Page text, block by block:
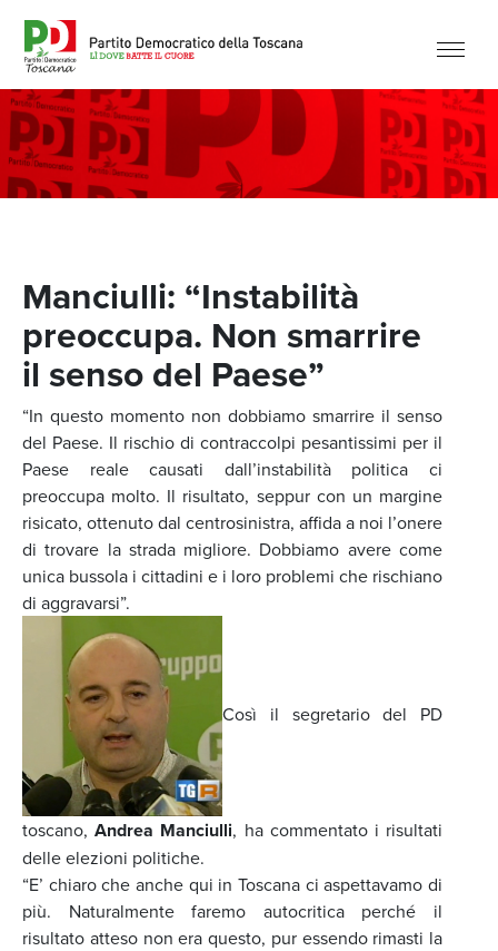
Manciulli: “Instabilità
preoccupa. Non smarrire
il senso del Paese”
“In questo momento non dobbiamo smarrire il senso
del Paese. Il rischio di contraccolpi pesantissimi per il
Paese reale causati dall’instabilità politica ci
preoccupa molto. Il risultato, seppur con un margine
risicato, ottenuto dal centrosinistra, affida a noi l’onere
di trovare la strada migliore. Dobbiamo avere come
unica bussola i cittadini e i loro problemi che rischiano
di aggravarsi”.
Così il segretario del PD
toscano,Andrea Manciulli, ha commentato i risultati
delle elezioni politiche.
“E’ chiaro che anche qui in Toscana ci aspettavamo di
più. Naturalmente faremo autocritica perché il
risultato atteso non era questo, pur essendo rimasti la